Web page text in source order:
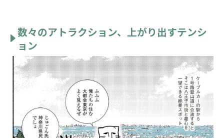
数々のアトラクション、上がり出すテンシ
ョン